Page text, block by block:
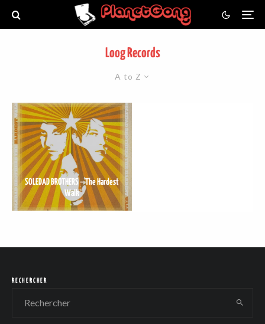
Loog Records
A to Z
SOLEDAD BROTHERS – The Hardest
Walk
RECHERCHER